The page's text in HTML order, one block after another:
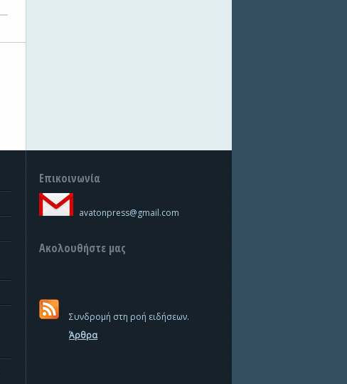
Επικοινωνία
avatonpress@gmail.com
Ακολουθήστε μας
Συνδρομή στη ροή ειδήσεων.
Άρθρα